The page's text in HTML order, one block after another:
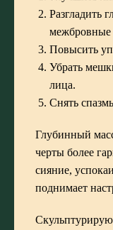
Разгладить
межбровные
Повысить
Убрать
лица.
Снять
Глубинный
черты более
сияние,
поднимает